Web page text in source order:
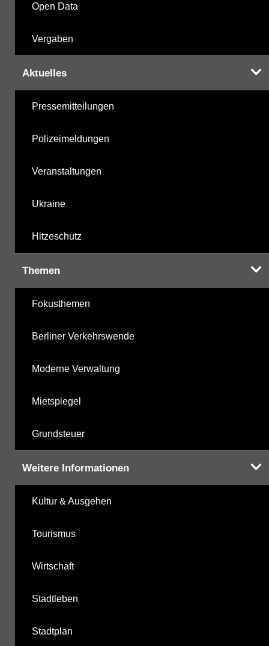
Open Data
Vergaben
Aktuelles
Pressemitteilungen
Polizeimeldungen
Veranstaltungen
Ukraine
Hitzeschutz
Themen
Fokusthemen
Berliner Verkehrswende
Moderne Verwaltung
Mietspiegel
Grundsteuer
Weitere Informationen
Kultur & Ausgehen
Tourismus
Wirtschaft
Stadtleben
Stadtplan